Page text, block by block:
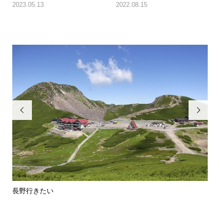
2023.05.13 2022.08.15

長野行きたい
